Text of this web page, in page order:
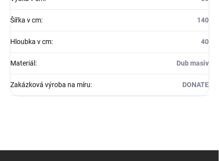
Šířka v cm: 140
Hloubka v cm: 40
Materiál : Dub masiv
Zakázková výroba na míru: DONATE